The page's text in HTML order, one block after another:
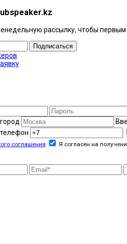
рассылку, чтобы
Подписаться
соглашения
Я согласен на